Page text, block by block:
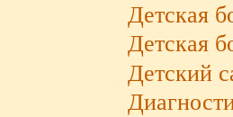
Детская
Детская
Детский